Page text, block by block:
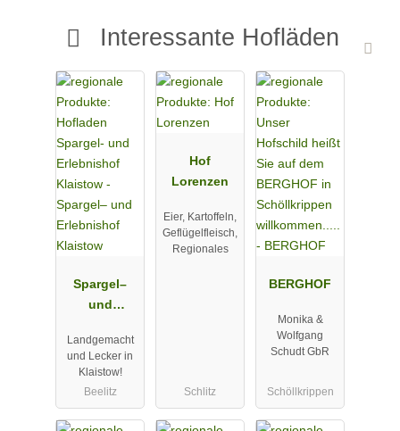
Interessante Hofläden
Spargel–
und
Klaistow
Landgemacht
und Lecker in
Klaistow!
Beelitz
Hof
Lorenzen
Eier, Kartoffeln,
Geflügelfleisch,
Regionales
Schlitz
BERGHOF
Monika &
Wolfgang
Schudt GbR
Schöllkrippen